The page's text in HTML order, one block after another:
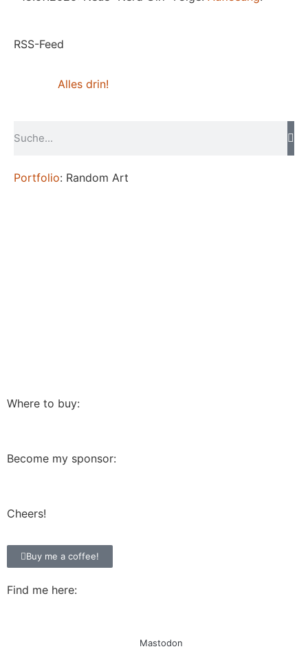
RSS-Feed
Alles drin!
Portfolio: Random Art
Where to buy:
Become my sponsor:
Cheers!
Buy me a coffee!
Find me here:
Mastodon